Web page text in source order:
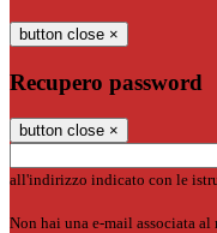
button close ×
Recupero password
button close ×
all'indirizzo indicato con le
Non hai una e-mail associata